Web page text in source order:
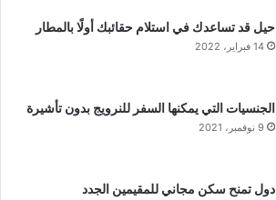
حيل قد تساعدك في استلام حقائبك أولًا بالمطار
14 فبراير، 2022
الجنسيات التي يمكنها السفر للنرويج بدون تأشيرة
9 نوفمبر، 2021
دول تمنح سكن مجاني للمقيمين الجدد